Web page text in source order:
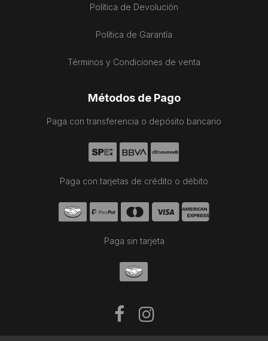
Política de Devolución
Política de Garantía
Términos y Condiciones de venta
Métodos de Pago
Paga con transferencia o depósito bancario
Paga con tarjetas de crédito o débito
Paga sin tarjeta